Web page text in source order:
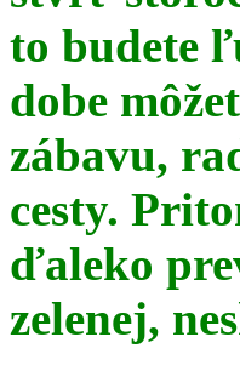
to budete
dobe
zábavu,
cesty.
ďaleko
zelenej,